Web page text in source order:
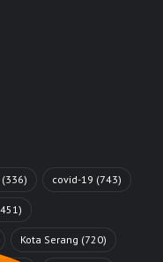
(336) covid-19 (743)
Kota Serang (720)